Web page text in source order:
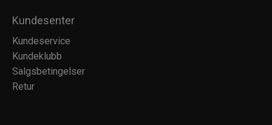
Kundesenter
Kundeservice
Kundeklubb
Salgsbetingelser
Retur